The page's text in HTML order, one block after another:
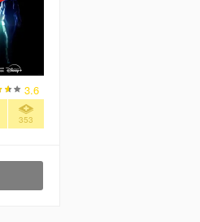
3.6
353